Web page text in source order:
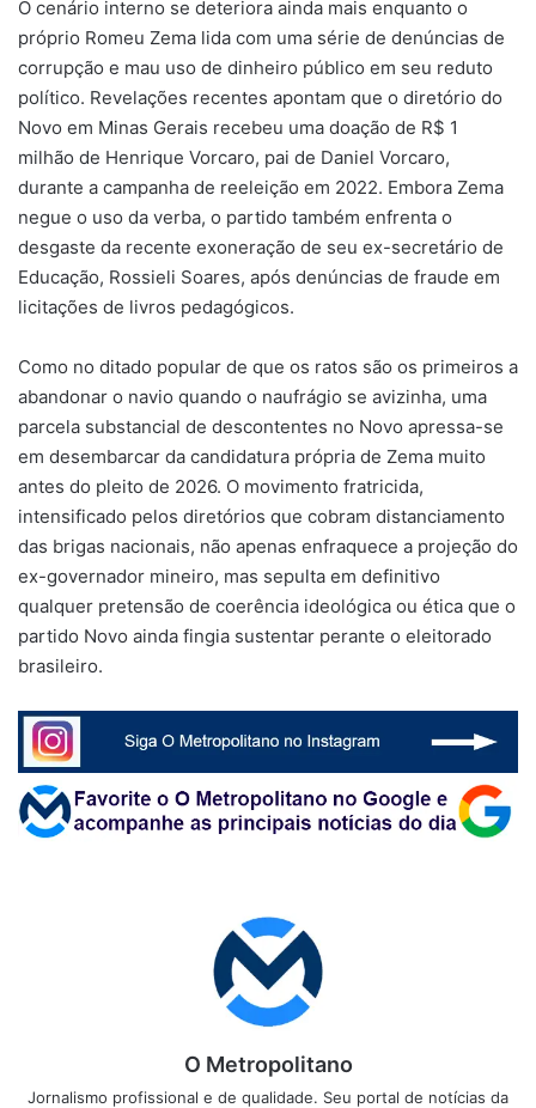
O cenário interno se deteriora ainda mais enquanto o
próprio Romeu Zema lida com uma série de denúncias de
corrupção e mau uso de dinheiro público em seu reduto
político. Revelações recentes apontam que o diretório do
Novo em Minas Gerais recebeu uma doação de R$ 1
milhão de Henrique Vorcaro, pai de Daniel Vorcaro,
durante a campanha de reeleição em 2022. Embora Zema
negue o uso da verba, o partido também enfrenta o
desgaste da recente exoneração de seu ex-secretário de
Educação, Rossieli Soares, após denúncias de fraude em
licitações de livros pedagógicos.
Como no ditado popular de que os ratos são os primeiros a
abandonar o navio quando o naufrágio se avizinha, uma
parcela substancial de descontentes no Novo apressa-se
em desembarcar da candidatura própria de Zema muito
antes do pleito de 2026. O movimento fratricida,
intensificado pelos diretórios que cobram distanciamento
das brigas nacionais, não apenas enfraquece a projeção do
ex-governador mineiro, mas sepulta em definitivo
qualquer pretensão de coerência ideológica ou ética que o
partido Novo ainda fingia sustentar perante o eleitorado
brasileiro.
O Metropolitano
Jornalismo profissional e de qualidade. Seu portal de notícias da